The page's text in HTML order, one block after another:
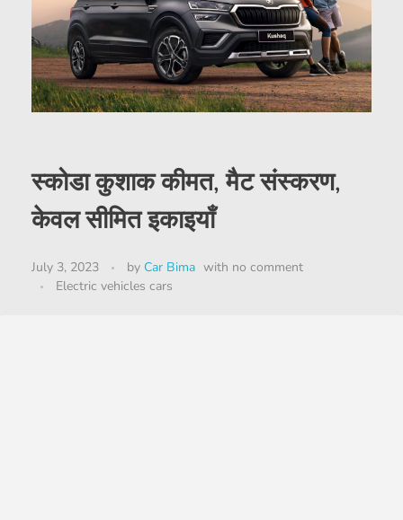
स्कोडा कुशाक कीमत, मैट संस्करण,
केवल सीमित इकाइयाँ
July 3, 2023 by Car Bima with no comment
Electric vehicles cars